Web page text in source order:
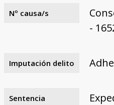
Nº causa/s
-
Imputación delito
Sentencia